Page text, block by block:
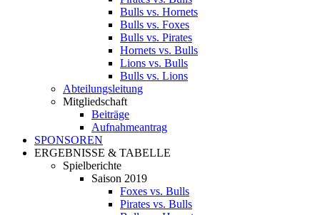
Bulls vs. Hornets
Bulls vs. Foxes
Bulls vs. Pirates
Hornets vs. Bulls
Lions vs. Bulls
Bulls vs. Lions
Abteilungsleitung
Mitgliedschaft
Beiträge
Aufnahmeantrag
SPONSOREN
ERGEBNISSE & TABELLE
Spielberichte
Saison 2019
Foxes vs. Bulls
Pirates vs. Bulls